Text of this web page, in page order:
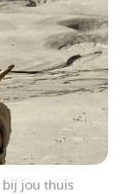
bij jou thuis